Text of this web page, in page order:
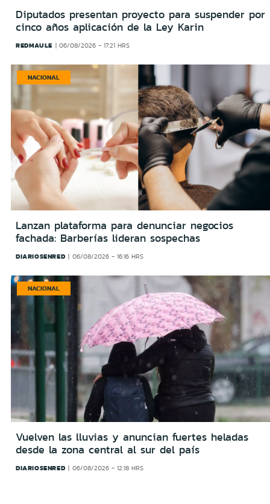
Diputados presentan proyecto para suspender por
cinco años aplicación de la Ley Karin
REDMAULE 06/08/2026 - 17:21 HRS
NACIONAL
Lanzan plataforma para denunciar negocios
fachada: Barberías lideran sospechas
DIARIOSENRED 06/08/2026 - 16:16 HRS
NACIONAL
Vuelven las lluvias y anuncian fuertes heladas
desde la zona central al sur del país
DIARIOSENRED 06/08/2026 - 12:18 HRS